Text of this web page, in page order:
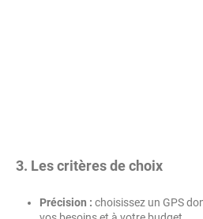
3. Les critères de choix
Précision : choisissez un GPS